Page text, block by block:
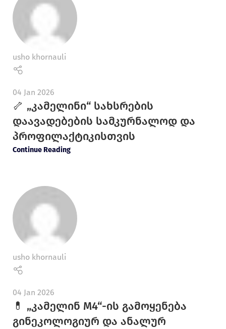
usho khornauli
04 Jan 2026
🦴 „კამელინი“ სახსრების
დაავადებების სამკურნალოდ და
პროფილაქტიკისთვის
Continue Reading
usho khornauli
04 Jan 2026
💊 „კამელინ M4“-ის გამოყენება
გინეკოლოგიურ და ანალურ